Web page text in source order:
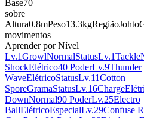
Base70
sobre
Altura0.8mPeso13.3kgRegiãoJohto
movimentos
Aprender por Nível
Lv.1GrowlNormalStatusLv.1Tackle
ShockElétrico40 PoderLv.9Thunder
WaveElétricoStatusLv.11Cotton
SporeGramaStatusLv.16Charge
DownNormal90 PoderLv.25Electro
BallElétricoEspecialLv.29Confuse